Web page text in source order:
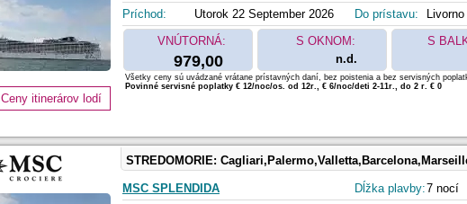
Príchod:
Utorok 22 September 2026
Do prístavu:
VNÚTORNÁ:
979,00
S OKNOM:
n.d.
S
Ceny itinerárov lodí
Všetky ceny sú uvádzané vrátane prístavných daní, bez poistenia a bez servisných
Povinné servisné poplatky € 12/noc/os. od 12r., € 6/noc/deti 2-11r., do 2 r. € 0
STREDOMORIE:
MSC SPLENDIDA
Dĺžka plavby:7 nocí